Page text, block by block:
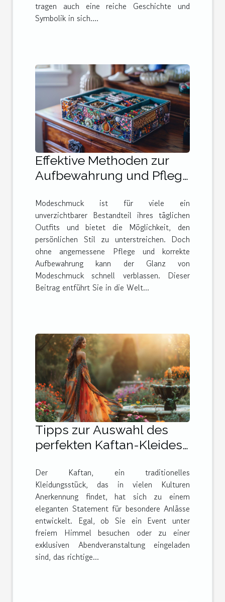
tragen auch eine reiche Geschichte und
Symbolik in sich....
Effektive Methoden zur
Aufbewahrung und Pflege
Modeschmuck ist für viele ein
unverzichtbarer Bestandteil ihres täglichen
Outfits und bietet die Möglichkeit, den
persönlichen Stil zu unterstreichen. Doch
ohne angemessene Pflege und korrekte
Aufbewahrung kann der Glanz von
Modeschmuck schnell verblassen. Dieser
Beitrag entführt Sie in die Welt...
Tipps zur Auswahl des
perfekten Kaftan-Kleides
Der Kaftan, ein traditionelles
Kleidungsstück, das in vielen Kulturen
Anerkennung findet, hat sich zu einem
eleganten Statement für besondere Anlässe
entwickelt. Egal, ob Sie ein Event unter
freiem Himmel besuchen oder zu einer
exklusiven Abendveranstaltung eingeladen
sind, das richtige...